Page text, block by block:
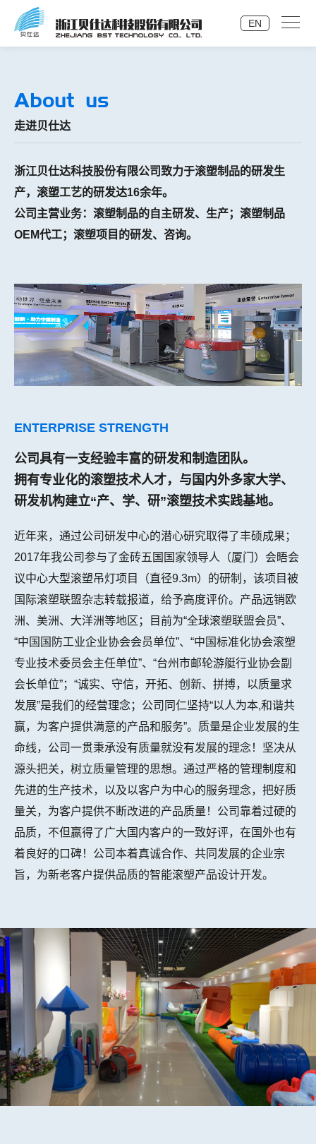
EN
About us
走进贝仕达
浙江贝仕达科技股份有限公司致力于滚塑制品的研发生
产，滚塑工艺的研发达16余年。
公司主营业务：滚塑制品的自主研发、生产；滚塑制品
OEM代工；滚塑项目的研发、咨询。
ENTERPRISE STRENGTH
公司具有一支经验丰富的研发和制造团队。
拥有专业化的滚塑技术人才，与国内外多家大学、
研发机构建立“产、学、研”滚塑技术实践基地。
近年来，通过公司研发中心的潜心研究取得了丰硕成果；
2017年我公司参与了金砖五国国家领导人（厦门）会晤会
议中心大型滚塑吊灯项目（直径9.3m）的研制，该项目被
国际滚塑联盟杂志转载报道，给予高度评价。产品远销欧
洲、美洲、大洋洲等地区；目前为“全球滚塑联盟会员”、
“中国国防工业企业协会会员单位”、“中国标准化协会滚塑
专业技术委员会主任单位”、“台州市邮轮游艇行业协会副
会长单位”；“诚实、守信，开拓、创新、拼搏，以质量求
发展”是我们的经营理念；公司同仁坚持“以人为本,和谐共
赢，为客户提供满意的产品和服务”。质量是企业发展的生
命线，公司一贯秉承没有质量就没有发展的理念！坚决从
源头把关，树立质量管理的思想。通过严格的管理制度和
先进的生产技术，以及以客户为中心的服务理念，把好质
量关，为客户提供不断改进的产品质量！公司靠着过硬的
品质，不但赢得了广大国内客户的一致好评，在国外也有
着良好的口碑！公司本着真诚合作、共同发展的企业宗
旨，为新老客户提供品质的智能滚塑产品设计开发。